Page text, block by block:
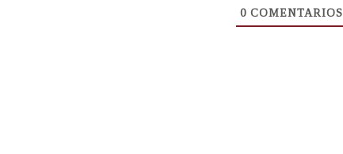
0 COMENTARIOS